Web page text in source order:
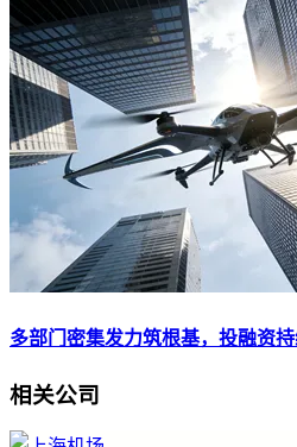
多部门密集发力筑根基，投融资
相关公司